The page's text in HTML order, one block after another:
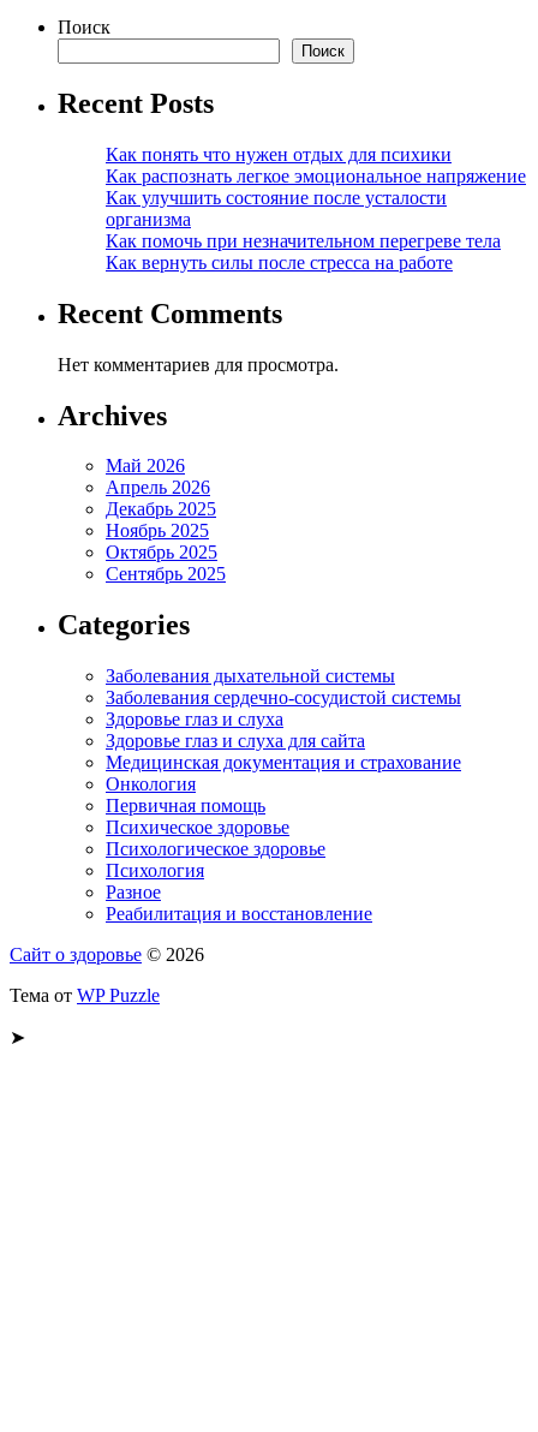
Поиск
Поиск
Recent Posts
Как понять что нужен отдых для психики
Как распознать легкое эмоциональное напряжение
Как улучшить состояние после усталости
организма
Как помочь при незначительном перегреве тела
Как вернуть силы после стресса на работе
Recent Comments
Нет комментариев для просмотра.
Archives
Май 2026
Апрель 2026
Декабрь 2025
Ноябрь 2025
Октябрь 2025
Сентябрь 2025
Categories
Заболевания дыхательной системы
Заболевания сердечно-сосудистой системы
Здоровье глаз и слуха
Здоровье глаз и слуха для сайта
Медицинская документация и страхование
Онкология
Первичная помощь
Психическое здоровье
Психологическое здоровье
Психология
Разное
Реабилитация и восстановление
Сайт о здоровье © 2026
Тема от WP Puzzle
➤